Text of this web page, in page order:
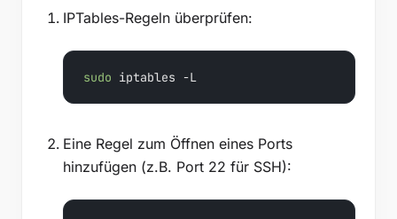
IPTables-Regeln überprüfen:
sudo iptables -L
Eine Regel zum Öffnen eines Ports
hinzufügen (z.B. Port 22 für SSH):